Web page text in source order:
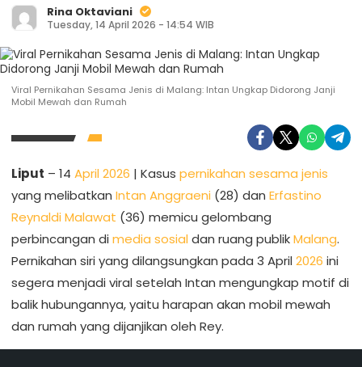
Rina Oktaviani
Tuesday, 14 April 2026 - 14:54 WIB
Viral Pernikahan Sesama Jenis di Malang: Intan Ungkap Didorong Janji
Mobil Mewah dan Rumah
Liput – 14 April 2026 | Kasus pernikahan sesama jenis
yang melibatkan Intan Anggraeni (28) dan Erfastino
Reynaldi Malawat (36) memicu gelombang
perbincangan di media sosialdan ruang publikMalang.
Pernikahan siri yang dilangsungkan pada 3 April 2026 ini
segera menjadi viral setelah Intan mengungkap motif di
balik hubungannya, yaitu harapan akan mobil mewah
dan rumah yang dijanjikan oleh Rey.